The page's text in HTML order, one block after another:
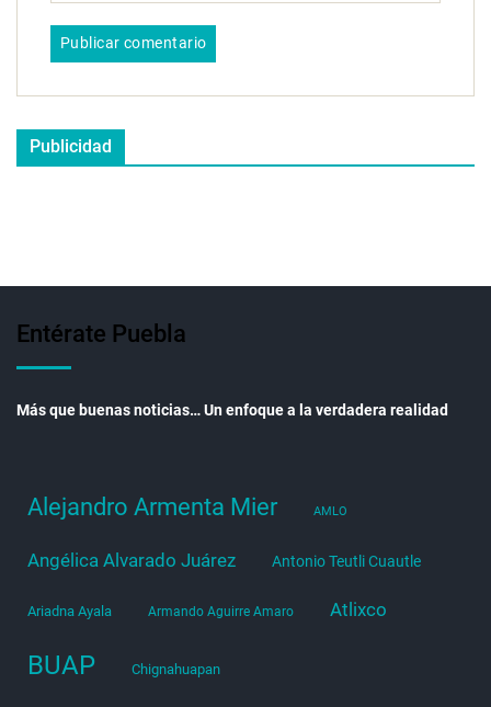
Publicidad
Entérate Puebla
Más que buenas noticias… Un enfoque a la verdadera realidad
Alejandro Armenta Mier AMLO
Angélica Alvarado Juárez Antonio Teutli Cuautle
Ariadna Ayala Armando Aguirre Amaro Atlixco
BUAP Chignahuapan